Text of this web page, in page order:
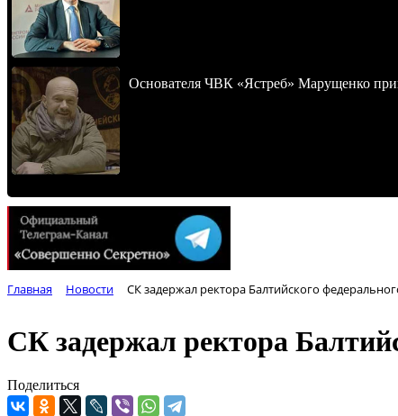
Основателя ЧВК «Ястреб» Марущенко
Главная Новости СК задержал ректора Балтийского
СК задержал ректора
Поделиться